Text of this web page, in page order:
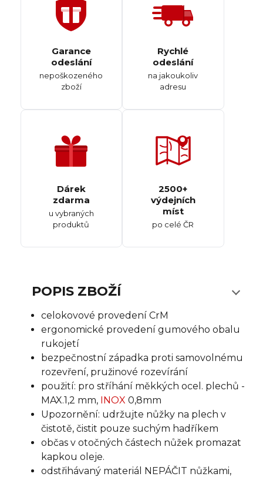
Garance
odeslání
nepoškozeného
zboží
Rychlé
odeslání
na jakoukoliv
adresu
Dárek
zdarma
u vybraných
produktů
2500+
výdejních
míst
po celé ČR
POPIS ZBOŽÍ
celokovové provedení CrM
ergonomické provedení gumového obalu
rukojetí
bezpečnostní západka proti samovolnému
rozevření, pružinové rozevírání
použití: pro stříhání měkkých ocel. plechů -
MAX.1,2 mm, INOX 0,8mm
Upozornění: udržujte nůžky na plech v
čistotě, čistit pouze suchým hadříkem
občas v otočných částech nůžek promazat
kapkou oleje.
odstřihávaný materiál NEPÁČIT nůžkami,